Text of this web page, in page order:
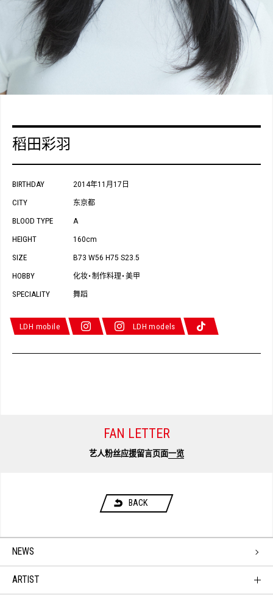
稻田彩羽
BIRTHDAY 2014年11月17日
CITY 东京都
BLOOD TYPE A
HEIGHT 160cm
SIZE B73 W56 H75 S23.5
HOBBY 化妆・制作料理・美甲
SPECIALITY 舞蹈
LDH mobile LDH models
FAN LETTER
艺人粉丝应援留言页面一览
BACK
NEWS
ARTIST